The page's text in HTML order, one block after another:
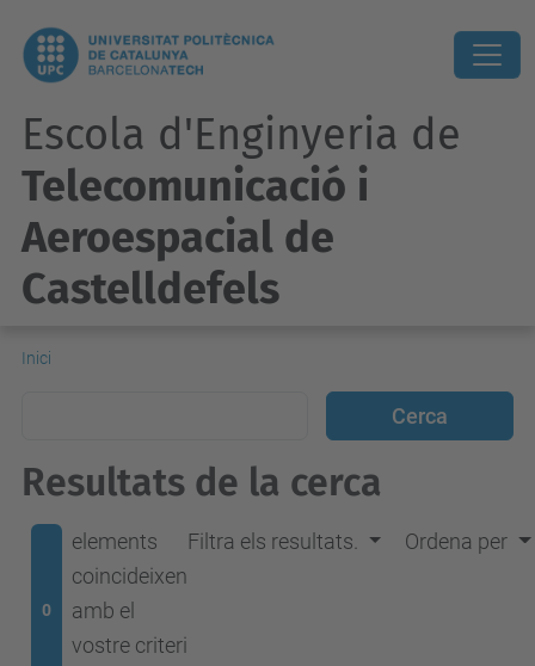
Escola d'Enginyeria de
Telecomunicació i
Aeroespacial de
Castelldefels
Inici
Resultats de la cerca
0
elements
coincideixen
amb el
vostre criteri
Filtra els resultats. Ordena per